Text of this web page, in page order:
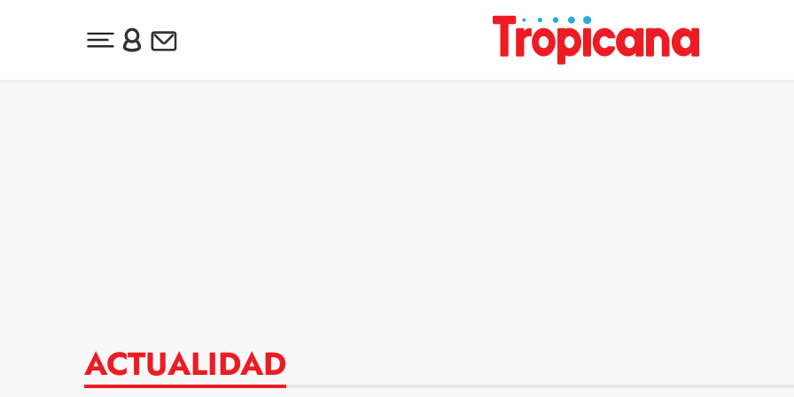
Desplegar menú principal
Inicia sesión o regístrate
Newsletter
ACTUALIDAD